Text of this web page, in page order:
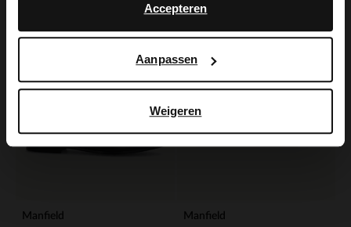
Accepteren
Aanpassen
Weigeren
Manfield Manfield